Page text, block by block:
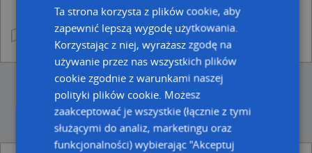
Ta strona korzysta z plików cookie, aby
zapewnić lepszą wygodę użytkowania.
Korzystając z niej, wyrażasz zgodę na
używanie przez nas wszystkich plików
cookie zgodnie z warunkami naszej
polityki plików cookie. Możesz
zaakceptować je wszystkie (łącznie z tymi
służącymi do analiz, marketingu oraz
funkcjonalności) wybierając "Akceptuj